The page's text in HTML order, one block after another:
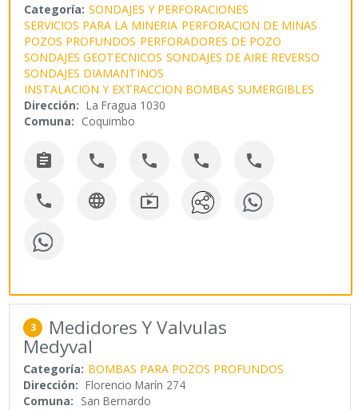
Categoría: SONDAJES Y PERFORACIONES
SERVICIOS PARA LA MINERIA PERFORACION DE MINAS
POZOS PROFUNDOS PERFORADORES DE POZO
SONDAJES GEOTECNICOS SONDAJES DE AIRE REVERSO
SONDAJES DIAMANTINOS
INSTALACION Y EXTRACCION BOMBAS SUMERGIBLES
Dirección: La Fragua 1030
Comuna: Coquimbo
    
  
3 Medidores Y Valvulas
Medyval
Categoría: BOMBAS PARA POZOS PROFUNDOS
Dirección: Florencio Marín 274
Comuna: San Bernardo